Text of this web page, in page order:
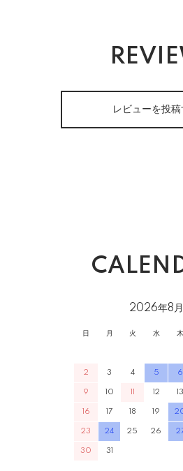
レビューを投稿
2026年8月
日 月 火 水 木
2 3 4 5 6
9 10 11 12 13
16 17 18 19
23 24 25 26
30 31